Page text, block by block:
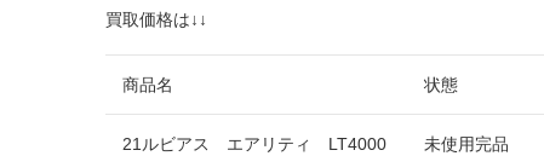
買取価格は↓↓
商品名 状態
21ルビアス エアリティ LT4000 未使用完品